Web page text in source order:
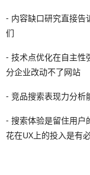
- 内容缺口研究直接告
们
- 技术点优化在自主性
分企业改动不了网站
- 竞品搜索表现力分析
- 搜索体验是留住用户
花在UX上的投入是有